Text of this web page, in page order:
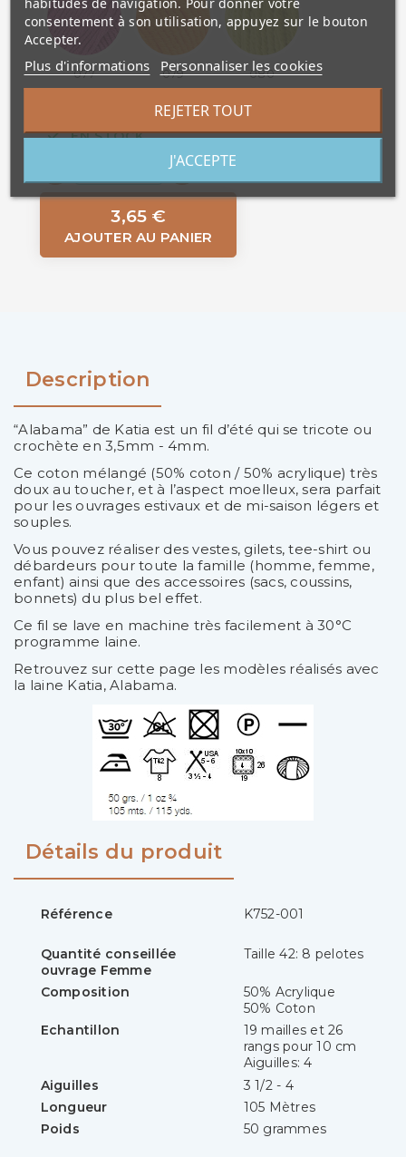
077 079 080
EN STOCK
3,65 €
AJOUTER AU PANIER
Description
“Alabama” de Katia est un fil d’été qui se tricote ou
crochète en 3,5mm - 4mm.
Ce coton mélangé (50% coton / 50% acrylique) très
doux au toucher, et à l’aspect moelleux, sera parfait
pour les ouvrages estivaux et de mi-saison légers et
souples.
Vous pouvez réaliser des vestes, gilets, tee-shirt ou
débardeurs pour toute la famille (homme, femme,
enfant) ainsi que des accessoires (sacs, coussins,
bonnets) du plus bel effet.
Ce fil se lave en machine très facilement à 30°C
programme laine.
Retrouvez sur cette page les modèles réalisés avec
la laine Katia, Alabama.
Détails du produit
Référence K752-001
Quantité conseillée
ouvrage Femme
Taille 42: 8 pelotes
Composition
50% Acrylique
50% Coton
Echantillon
19 mailles et 26
rangs pour 10 cm
Aiguilles: 4
Aiguilles
3 1/2 - 4
Longueur
105 Mètres
Poids
50 grammes
consentement à son utilisation, appuyez sur le bouton
Accepter.
Plus d'informations Personnaliser les cookies
REJETER TOUT
J'ACCEPTE